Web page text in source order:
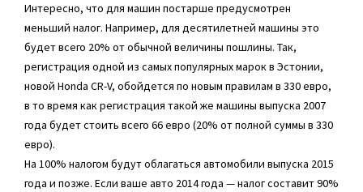
Интересно, что для машин постарше предусмотрен
меньший налог. Например, для десятилетней машины это
будет всего 20% от обычной величины пошлины. Так,
регистрация одной из самых популярных марок в Эстонии,
новой Honda CR-V, обойдется по новым правилам в 330 евро,
в то время как регистрация такой же машины выпуска 2007
года будет стоить всего 66 евро (20% от полной суммы в 330
евро).
На 100% налогом будут облагаться автомобили выпуска 2015
года и позже. Если ваше авто 2014 года — налог составит 90%